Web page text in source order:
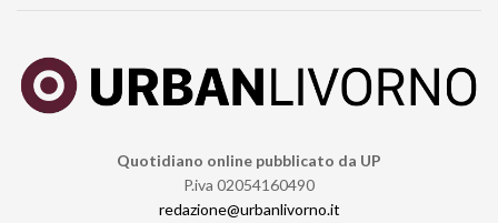
Quotidiano online pubblicato da UP
P.iva 02054160490
redazione@urbanlivorno.it